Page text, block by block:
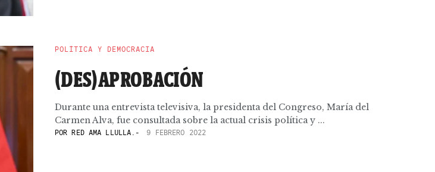
POLÍTICA Y DEMOCRACIA
(DES)APROBACIÓN
Durante una entrevista televisiva, la presidenta del Congreso, María del
Carmen Alva, fue consultada sobre la actual crisis política y ...
POR RED AMA LLULLA.- 9 FEBRERO 2022